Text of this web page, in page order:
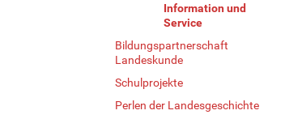
Information und
Service
Bildungspartnerschaft
Landeskunde
Schulprojekte
Perlen der Landesgeschichte